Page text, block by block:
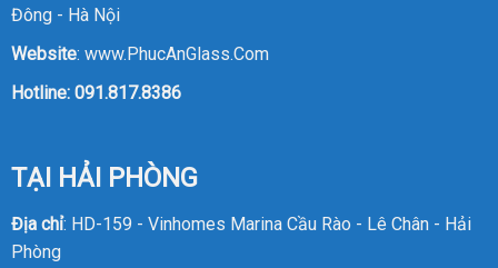
Đông - Hà Nội
Website: www.PhucAnGlass.Com
Hotline: 091.817.8386
TẠI HẢI PHÒNG
Địa chỉ: HD-159 - Vinhomes Marina Cầu Rào - Lê Chân - Hải
Phòng